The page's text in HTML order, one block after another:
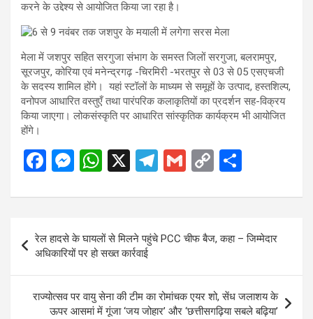
करने के उद्देश्य से आयोजित किया जा रहा है।
मेला में जशपुर सहित सरगुजा संभाग के समस्त जिलों सरगुजा, बलरामपुर,
सूरजपुर, कोरिया एवं मनेन्द्रगढ़ -चिरमिरी -भरतपुर से 03 से 05 एसएचजी
के सदस्य शामिल होंगे। यहां स्टॉलों के माध्यम से समूहों के उत्पाद, हस्तशिल्प,
वनोपज आधारित वस्तुएँ तथा पारंपरिक कलाकृतियों का प्रदर्शन सह-विक्रय
किया जाएगा। लोकसंस्कृति पर आधारित सांस्कृतिक कार्यक्रम भी आयोजित
होंगे।
F
ce
o
o
k
M
se
n
g
er
W
at
s
A
p
p
X
T
e
gr
a
m
G
ail
C
py
n
k
ar
e
Post
navigation
रेल हादसे के घायलों से मिलने पहुंचे PCC चीफ बैज, कहा – जिम्मेदार
अधिकारियों पर हो सख्त कार्रवाई
राज्योत्सव पर वायु सेना की टीम का रोमांचक एयर शो, सेंध जलाशय के
ऊपर आसमां में गूंजा ‘जय जोहार’ और ‘छत्तीसगढ़िया सबले बढ़िया’